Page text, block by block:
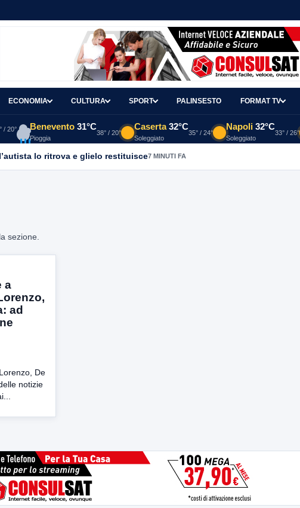
ECONOMIA CULTURA SPORT PALINSESTO FORMAT TV
/ 20° Benevento 31°C
Pioggia
38° / 20°
Caserta 32°C
Soleggiato
35° / 24°
Napoli 32°C
Soleggiato
33° / 26°
lo ritrova e glielo restituisce7 MINUTI FA
sezione.
a
ad
De
notizie